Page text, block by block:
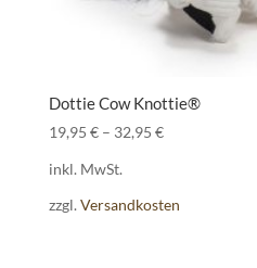
Dottie Cow Knottie®
19,95 €– 32,95 €
inkl. MwSt.
zzgl. Versandkosten